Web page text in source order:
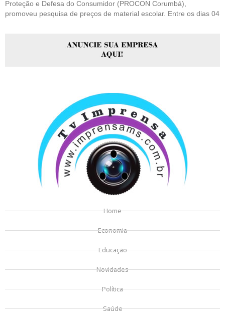
Proteção e Defesa do Consumidor (PROCON Corumbá),
promoveu pesquisa de preços de material escolar. Entre os dias 04
Home
Economia
Educação
Novidades
Política
Saúde